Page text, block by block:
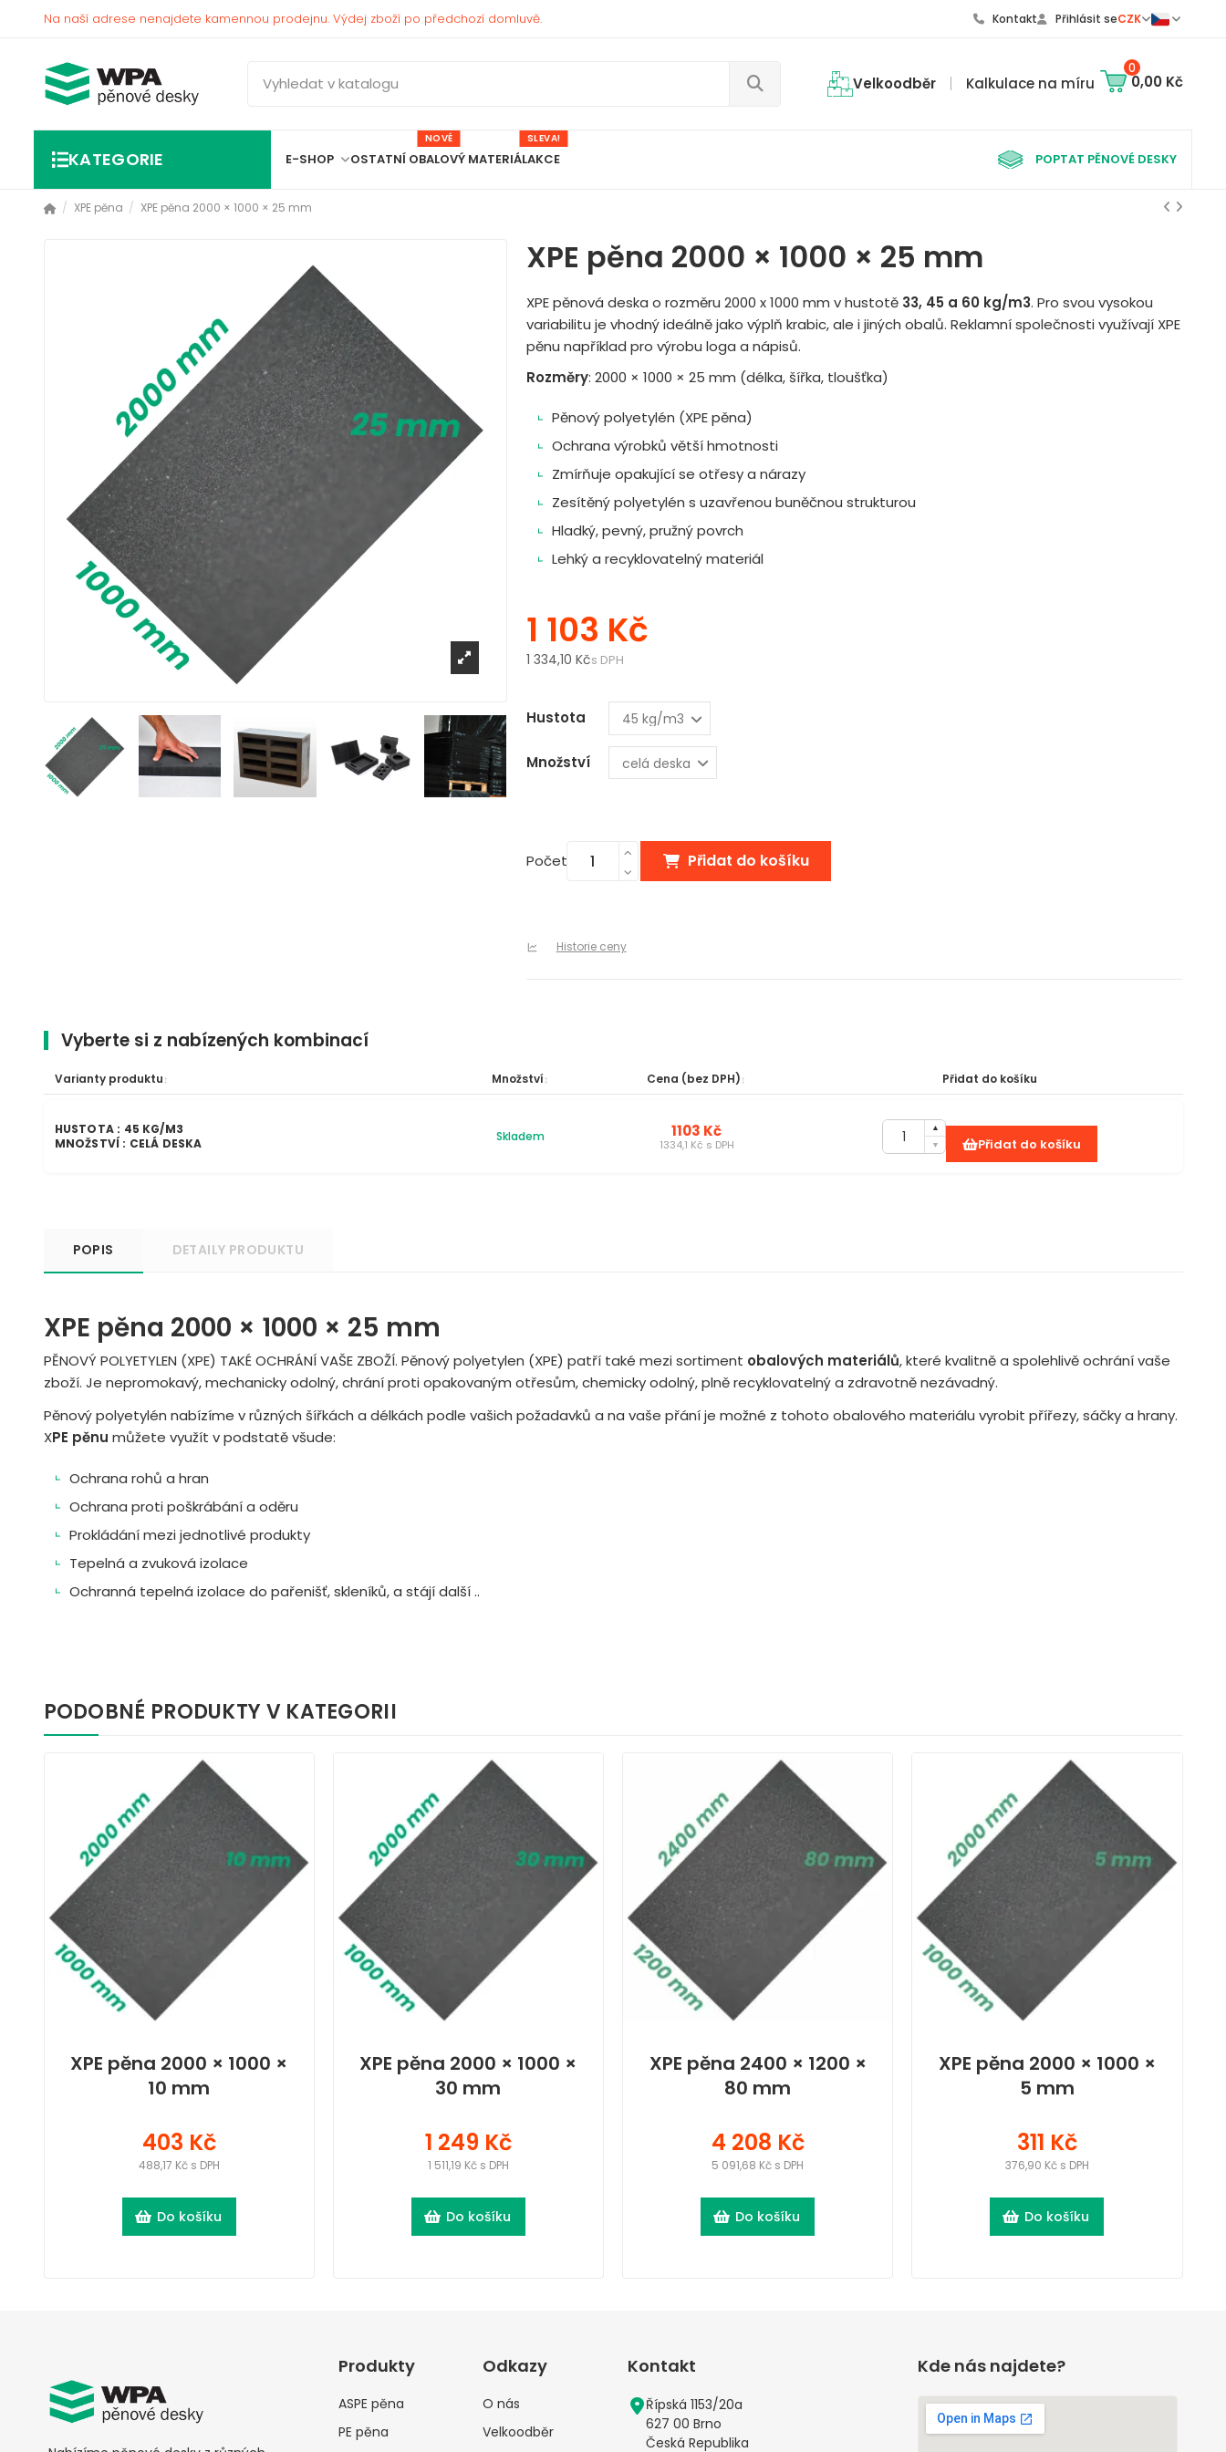
Na naší adrese nenajdete kamennou prodejnu. Výdej zboží po předchozí domluvě. CZK
Kontakt Přihlásit se
Velkoodběr Kalkulace na míru
0
0,00 Kč
KATEGORIE E-SHOP OSTATNÍ OBALOVÝ MATERIÁL
NOVÉ
AKCE
SLEVA!
POPTAT PĚNOVÉ DESKY
XPE pěna XPE pěna 2000 × 1000 × 25 mm
XPE pěna 2000 × 1000 × 25 mm
XPE pěnová deska o rozměru 2000 x 1000 mm v hustotě33, 45 a 60 kg/m3. Pro svou vysokou
variabilitu je vhodný ideálně jako výplň krabic, ale i jiných obalů. Reklamní společnosti využívají XPE
pěnu například pro výrobu loga a nápisů.
Rozměry: 2000 × 1000 × 25 mm (délka, šířka, tloušťka)
Pěnový polyetylén (XPE pěna)
Ochrana výrobků větší hmotnosti
Zmírňuje opakující se otřesy a nárazy
Zesítěný polyetylén s uzavřenou buněčnou strukturou
Hladký, pevný, pružný povrch
Lehký a recyklovatelný materiál
Hustota
Množství
1 103 Kč
1 334,10 Kčs DPH
Počet Přidat do košíku
Historie ceny
Vyberte si z nabízených kombinací
Varianty produktu Množství Cena (bez DPH) Přidat do košíku
HUSTOTA : 45 KG/M3
MNOŽSTVÍ : CELÁ DESKA
Skladem 1103 Kč
1334,1 Kč s DPH Přidat do košíku
POPIS DETAILY PRODUKTU
XPE pěna 2000 × 1000 × 25 mm
PĚNOVÝ POLYETYLEN (XPE) TAKÉ OCHRÁNÍ VAŠE ZBOŽÍ. Pěnový polyetylen (XPE) patří také mezi sortiment obalových materiálů, které kvalitně a spolehlivě ochrání vaše
zboží. Je nepromokavý, mechanicky odolný, chrání proti opakovaným otřesům, chemicky odolný, plně recyklovatelný a zdravotně nezávadný.
Pěnový polyetylén nabízíme v různých šířkách a délkách podle vašich požadavků a na vaše přání je možné z tohoto obalového materiálu vyrobit přířezy, sáčky a hrany.
XPE pěnu můžete využít v podstatě všude:
Ochrana rohů a hran
Ochrana proti poškrábání a oděru
Prokládání mezi jednotlivé produkty
Tepelná a zvuková izolace
Ochranná tepelná izolace do pařenišť, skleníků, a stájí další ..
PODOBNÉ PRODUKTY V KATEGORII
XPE pěna 2000 × 1000 ×
10 mm
403 Kč
488,17 Kč s DPH
Do košíku
XPE pěna 2000 × 1000 ×
30 mm
1 249 Kč
1 511,19 Kč s DPH
Do košíku
XPE pěna 2400 × 1200 ×
80 mm
4 208 Kč
5 091,68 Kč s DPH
Do košíku
XPE pěna 2000 × 1000 ×
5 mm
311 Kč
376,90 Kč s DPH
Do košíku
Produkty
ASPE pěna
PE pěna
Odkazy
O nás
Velkoodběr
Kontakt
Řípská 1153/20a
627 00 Brno
Česká Republika
Kde nás najdete?